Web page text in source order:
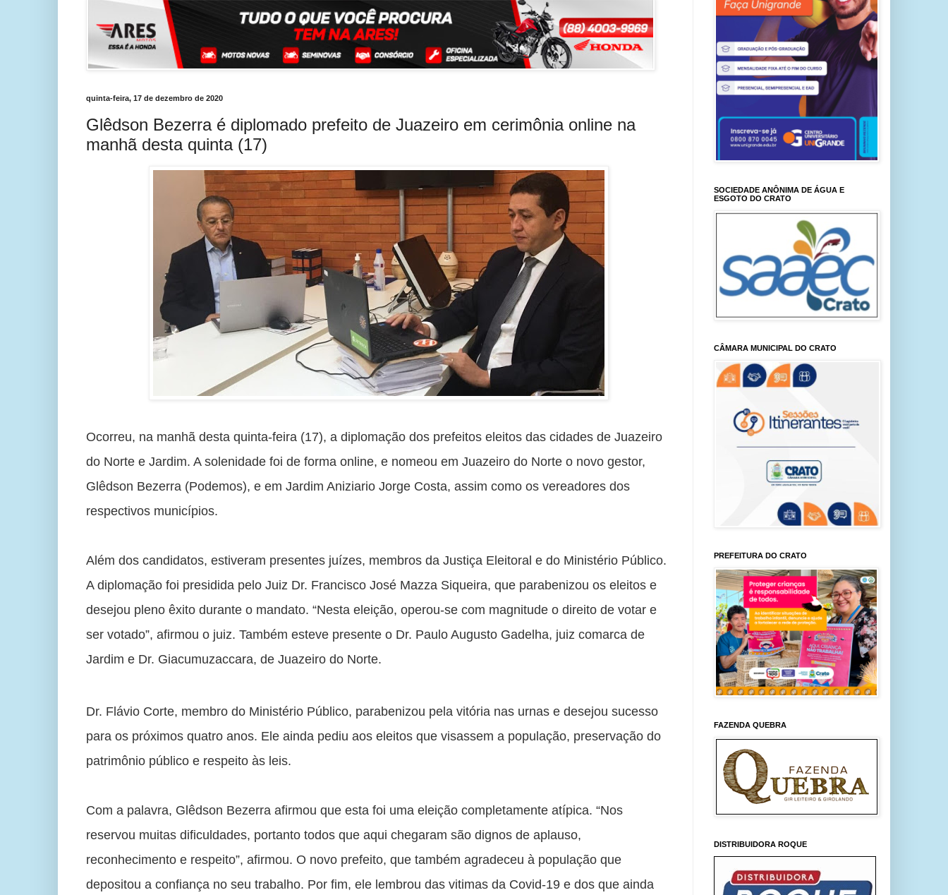
quinta-feira, 17 de dezembro de 2020
Glêdson Bezerra é diplomado prefeito de Juazeiro em cerimônia online na
manhã desta quinta (17)
Ocorreu, na manhã desta quinta-feira (17), a diplomação dos prefeitos eleitos das cidades de Juazeiro
do Norte e Jardim. A solenidade foi de forma online, e nomeou em Juazeiro do Norte o novo gestor,
Glêdson Bezerra (Podemos), e em Jardim Aniziario Jorge Costa, assim como os vereadores dos
respectivos municípios.
Além dos candidatos, estiveram presentes juízes, membros da Justiça Eleitoral e do Ministério Público.
A diplomação foi presidida pelo Juiz Dr. Francisco José Mazza Siqueira, que parabenizou os eleitos e
desejou pleno êxito durante o mandato. “Nesta eleição, operou-se com magnitude o direito de votar e
ser votado”, afirmou o juiz. Também esteve presente o Dr. Paulo Augusto Gadelha, juiz comarca de
Jardim e Dr. Giacumuzaccara, de Juazeiro do Norte.
Dr. Flávio Corte, membro do Ministério Público, parabenizou pela vitória nas urnas e desejou sucesso
para os próximos quatro anos. Ele ainda pediu aos eleitos que visassem a população, preservação do
patrimônio público e respeito às leis.
Com a palavra, Glêdson Bezerra afirmou que esta foi uma eleição completamente atípica. “Nos
reservou muitas dificuldades, portanto todos que aqui chegaram são dignos de aplauso,
reconhecimento e respeito”, afirmou. O novo prefeito, que também agradeceu à população que
depositou a confiança no seu trabalho. Por fim, ele lembrou das vitimas da Covid-19 e dos que ainda
SOCIEDADE ANÔNIMA DE ÁGUA E
ESGOTO DO CRATO
CÂMARA MUNICIPAL DO CRATO
PREFEITURA DO CRATO
FAZENDA QUEBRA
DISTRIBUIDORA ROQUE